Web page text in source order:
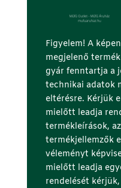
Figyelem! A
megjelenő
gyár fenntartja a
technikai adatok
eltérésre. Kérjük
mielőtt leadja
termékleírások,
termékjellemzők
véleményt
mielőtt leadja
rendelését